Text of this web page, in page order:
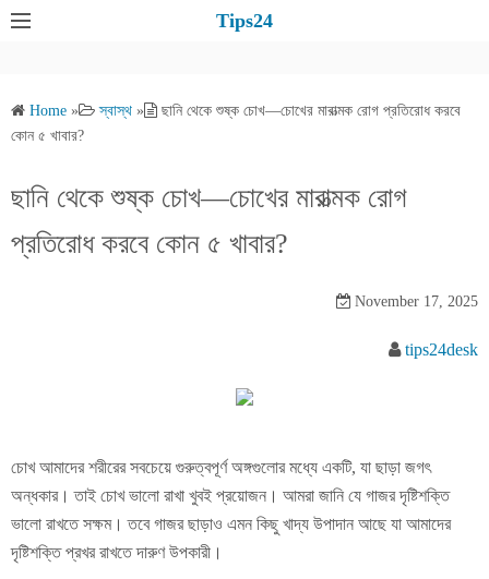
Tips24
Home » স্বাস্থ »
ছানি থেকে শুষ্ক চোখ—চোখের মারাত্মক রোগ প্রতিরোধ করবে
কোন ৫ খাবার?
ছানি থেকে শুষ্ক চোখ—চোখের মারাত্মক রোগ
প্রতিরোধ করবে কোন ৫ খাবার?
November 17, 2025
tips24desk
চোখ আমাদের শরীরের সবচেয়ে গুরুত্বপূর্ণ অঙ্গগুলোর মধ্যে একটি, যা ছাড়া জগৎ
অন্ধকার। তাই চোখ ভালো রাখা খুবই প্রয়োজন। আমরা জানি যে গাজর দৃষ্টিশক্তি
ভালো রাখতে সক্ষম। তবে গাজর ছাড়াও এমন কিছু খাদ্য উপাদান আছে যা আমাদের
দৃষ্টিশক্তি প্রখর রাখতে দারুণ উপকারী।